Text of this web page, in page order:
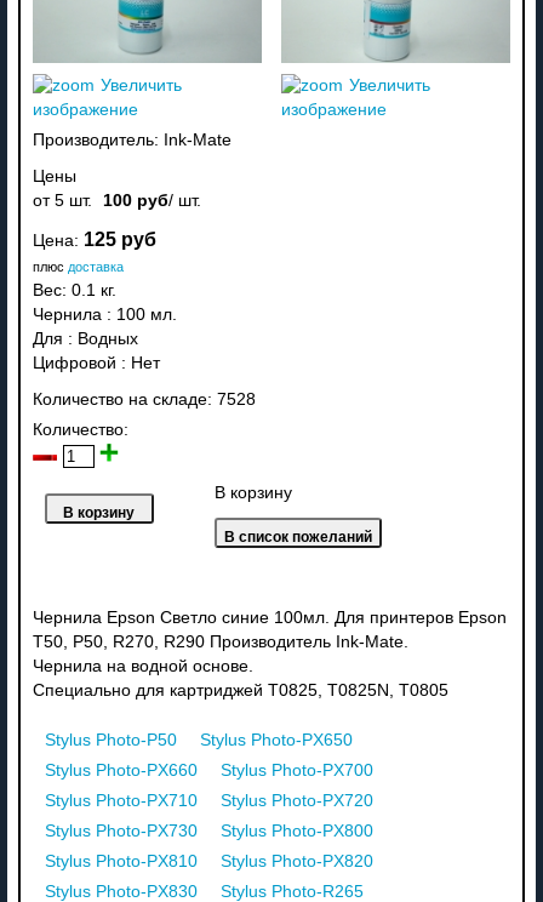
Увеличить
изображение
Увеличить
изображение
Производитель: Ink-Mate
Цены
от 5 шт.
100 руб/ шт.
Цена: 125 руб
плюс доставка
Вес: 0.1 кг.
Чернила : 100 мл.
Для : Водных
Цифровой : Нет
Количество на складе: 7528
Количество:
В корзину
Чернила Epson Светло синие 100мл. Для принтеров Epson
T50, P50, R270, R290 Производитель Ink-Mate.
Чернила на водной основе.
Специально для картриджей T0825, T0825N, T0805
Stylus Photo-P50
Stylus Photo-PX650
Stylus Photo-PX660
Stylus Photo-PX700
Stylus Photo-PX710
Stylus Photo-PX720
Stylus Photo-PX730
Stylus Photo-PX800
Stylus Photo-PX810
Stylus Photo-PX820
Stylus Photo-PX830
Stylus Photo-R265